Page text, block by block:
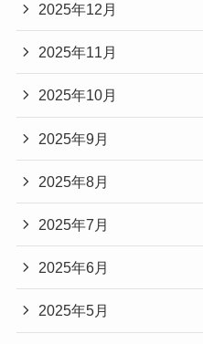
2025年12月
2025年11月
2025年10月
2025年9月
2025年8月
2025年7月
2025年6月
2025年5月